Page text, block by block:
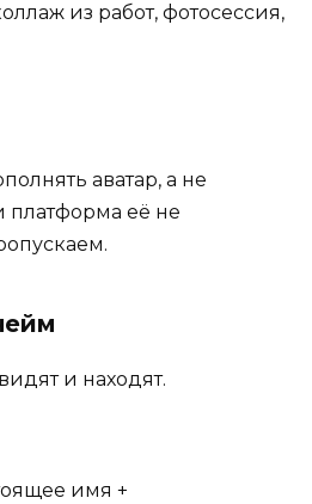
из работ, фотосессия,
аватар, а не
платформа её не
и находят.
имя +